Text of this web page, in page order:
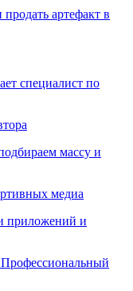
артефакт в
специалист по
массу и
медиа
приложений и
Профессиональный